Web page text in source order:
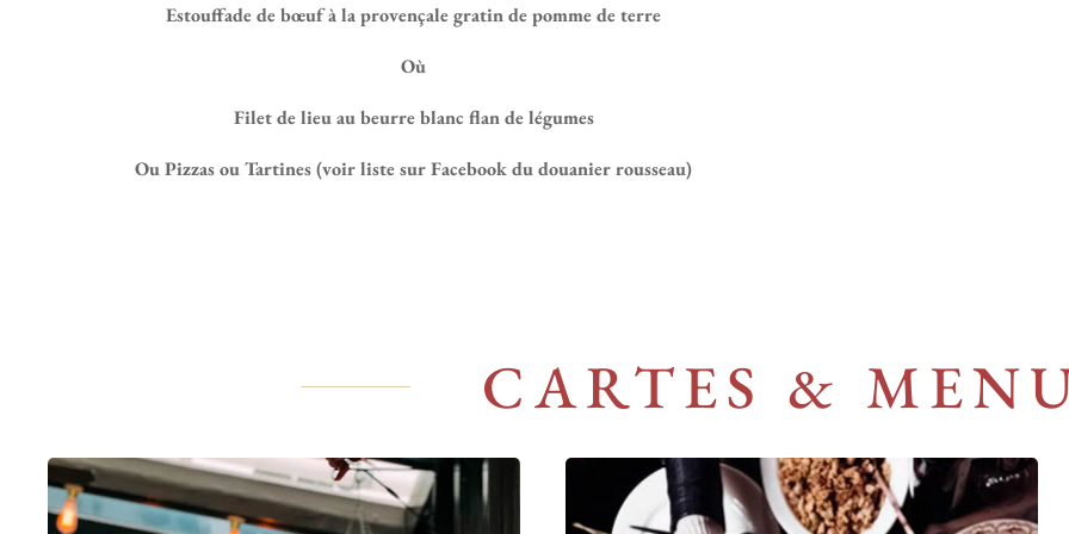
Estouffade de bœuf à la provençale gratin de pomme de terre
Où
Filet de lieu au beurre blanc flan de légumes
Ou Pizzas ou Tartines (voir liste sur Facebook du douanier rousseau)
CARTES &